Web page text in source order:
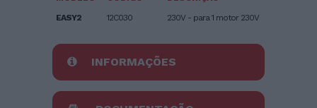
EASY2
12C030 230V - para 1 motor 230V
INFORMAÇÕES